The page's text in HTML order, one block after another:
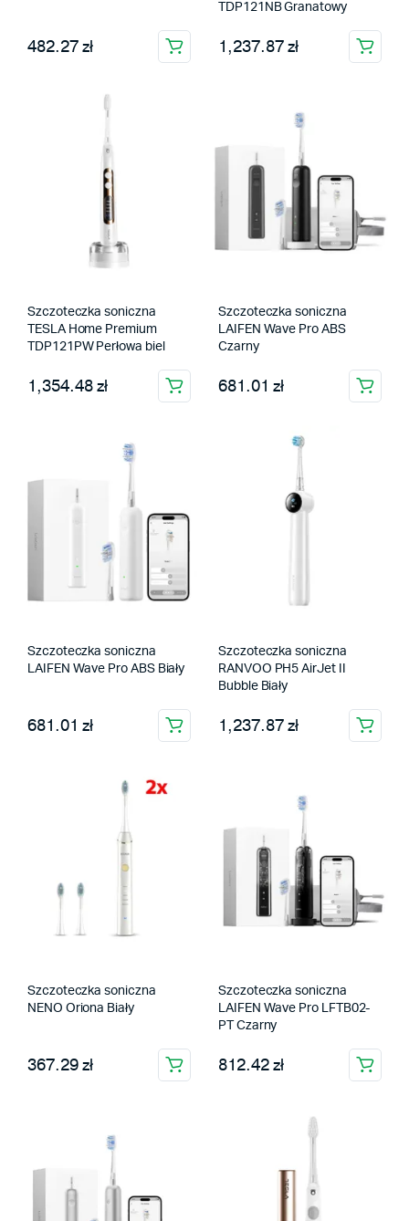
482.27 zł
TDP121NB Granatowy
1,237.87 zł
Szczoteczka soniczna
TESLA Home Premium
TDP121PW Perłowa biel
1,354.48 zł
Szczoteczka soniczna
LAIFEN Wave Pro ABS
Czarny
681.01 zł
Szczoteczka soniczna
LAIFEN Wave Pro ABS Biały
681.01 zł
Szczoteczka soniczna
RANVOO PH5 AirJet II
Bubble Biały
1,237.87 zł
Szczoteczka soniczna
NENO Oriona Biały
367.29 zł
Szczoteczka soniczna
LAIFEN Wave Pro LFTB02-
PT Czarny
812.42 zł